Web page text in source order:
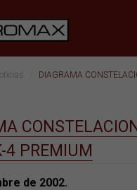
DIAGRAMA CONSTELACION QAM
4 PREMIUM
de 2002.